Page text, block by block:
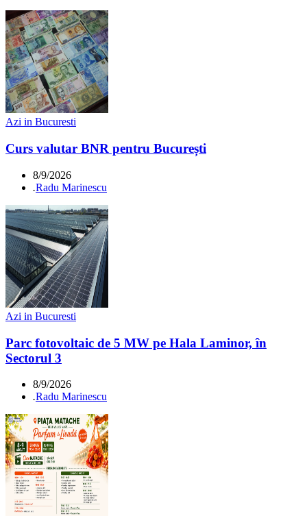
Azi in Bucuresti
Curs valutar BNR pentru București
8/9/2026
.Radu Marinescu
Azi in Bucuresti
Parc fotovoltaic de 5 MW pe Hala Laminor, în
Sectorul 3
8/9/2026
.Radu Marinescu